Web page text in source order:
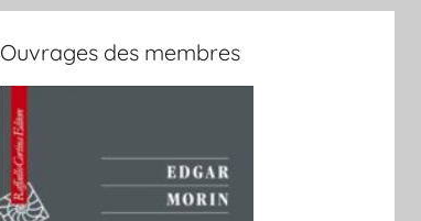
Ouvrages des membres